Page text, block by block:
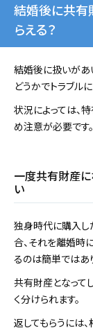
結婚後に共有
らえる？
結婚後に扱いがあ
どうかでトラブル
状況によっては、
め注意が必要です。
一度共有財産に
い
独身時代に購入し
合、それを離婚時
るのは簡単ではあ
共有財産となって
く分けられます。
返してもらうには、